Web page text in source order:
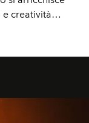
e creatività